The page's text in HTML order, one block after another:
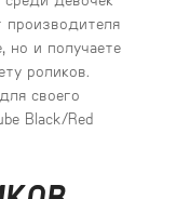
производителя
но и получаете
роликов.
своего
Black/Red